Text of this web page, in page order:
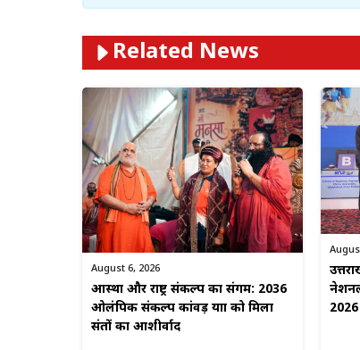
Related News
August 6, 2026
आस्था और राष्ट्र संकल्प का संगम: 2036
ओलंपिक संकल्प कांवड़ यात्रा को मिला
संतों का आशीर्वाद
2026